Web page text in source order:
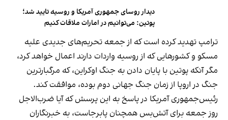
دیدار روسای جمهوری آمریکا و روسیه تایید شد؛
پوتین: می‌توانیم در امارات ملاقات کنیم
ترامپ تهدید کرده است که از جمعه تحریم‌های جدیدی علیه
مسکو و کشورهایی که از روسیه واردات دارند اعمال خواهد کرد،
مگر آنکه پوتین با پایان دادن به جنگ اوکراین، که مرگبارترین
جنگ در اروپا از زمان جنگ جهانی دوم بوده، موافقت کند.
رئیس‌جمهوری آمریکا در پاسخ به این پرسش که آیا ضرب‌الاجل
روز جمعه برای آتش‌بس همچنان پابرجاست، به خبرنگاران